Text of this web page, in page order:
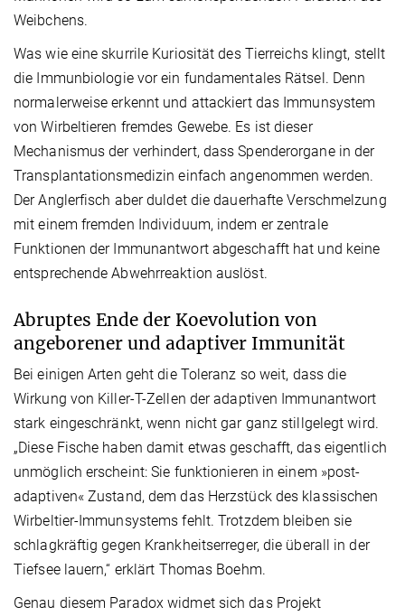
Weibchens.
Was wie eine skurrile Kuriosität des Tierreichs klingt, stellt
die Immunbiologie vor ein fundamentales Rätsel. Denn
normalerweise erkennt und attackiert das Immunsystem
von Wirbeltieren fremdes Gewebe. Es ist dieser
Mechanismus der verhindert, dass Spenderorgane in der
Transplantationsmedizin einfach angenommen werden.
Der Anglerfisch aber duldet die dauerhafte Verschmelzung
mit einem fremden Individuum, indem er zentrale
Funktionen der Immunantwort abgeschafft hat und keine
entsprechende Abwehrreaktion auslöst.
Abruptes Ende der Koevolution von
angeborener und adaptiver Immunität
Bei einigen Arten geht die Toleranz so weit, dass die
Wirkung von Killer-T-Zellen der adaptiven Immunantwort
stark eingeschränkt, wenn nicht gar ganz stillgelegt wird.
„Diese Fische haben damit etwas geschafft, das eigentlich
unmöglich erscheint: Sie funktionieren in einem »post-
adaptiven« Zustand, dem das Herzstück des klassischen
Wirbeltier-Immunsystems fehlt. Trotzdem bleiben sie
schlagkräftig gegen Krankheitserreger, die überall in der
Tiefsee lauern,“ erklärt Thomas Boehm.
Genau diesem Paradox widmet sich das Projekt